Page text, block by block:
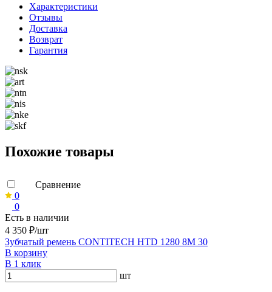
Характеристики
Отзывы
Доставка
Возврат
Гарантия
Похожие товары
Сравнение
0
0
Есть в наличии
4 350 ₽/шт
Зубчатый ремень CONTITECH HTD 1280 8M 30
В корзину
В 1 клик
шт